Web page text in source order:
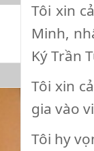
Tôi xin
Minh,
Ký Trần
Tôi xin
gia vào
Tôi hy